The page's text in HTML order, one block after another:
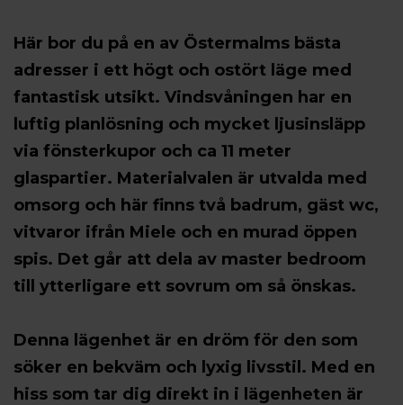
Här bor du på en av Östermalms bästa
adresser i ett högt och ostört läge med
fantastisk utsikt. Vindsvåningen har en
luftig planlösning och mycket ljusinsläpp
via fönsterkupor och ca 11 meter
glaspartier. Materialvalen är utvalda med
omsorg och här finns två badrum, gäst wc,
vitvaror ifrån Miele och en murad öppen
spis. Det går att dela av master bedroom
till ytterligare ett sovrum om så önskas.
Denna lägenhet är en dröm för den som
söker en bekväm och lyxig livsstil. Med en
hiss som tar dig direkt in i lägenheten är